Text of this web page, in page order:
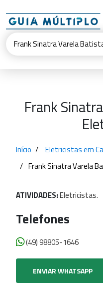
Frank
Início
Eletricistas em
Frank Sinatra Varela
ATIVIDADES:Eletricistas.
Telefones
(49) 98805-1646
ENVIAR WHATSAPP